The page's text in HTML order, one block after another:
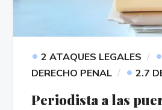
• 2 ATAQUES LEGALES •
DERECHO PENAL
• 2.7
Periodista a las